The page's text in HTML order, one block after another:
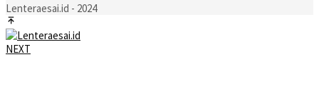
Lenteraesai.id - 2024
NEXT